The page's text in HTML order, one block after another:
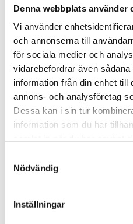
Denna webbplats använder
Vi använder
och annonserna till
för sociala medier och
vidarebefordrar även
information från din enhet till
annons- och analysföretag
Dessa kan i sin tur
information som du har
Nödvändig
Inställningar
Vilken värmekamera
Vi hjälper dig hitta rätt